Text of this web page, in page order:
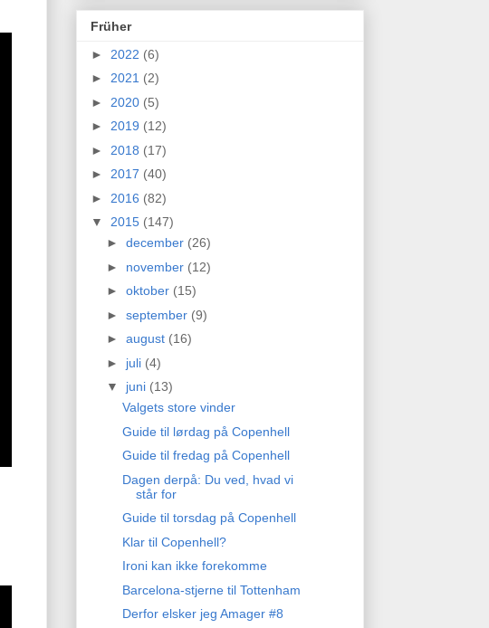
Früher
► 2022 (6)
► 2021 (2)
► 2020 (5)
► 2019 (12)
► 2018 (17)
► 2017 (40)
► 2016 (82)
▼ 2015 (147)
► december (26)
► november (12)
► oktober (15)
► september (9)
► august (16)
► juli (4)
▼ juni (13)
Valgets store vinder
Guide til lørdag på Copenhell
Guide til fredag på Copenhell
Dagen derpå: Du ved, hvad vi
står for
Guide til torsdag på Copenhell
Klar til Copenhell?
Ironi kan ikke forekomme
Barcelona-stjerne til Tottenham
Derfor elsker jeg Amager #8